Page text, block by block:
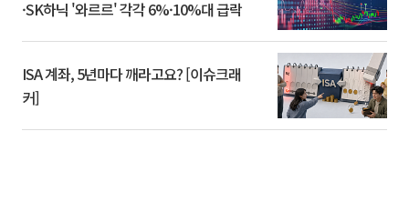
·SK하닉 '와르르' 각각 6%·10%대 급락
ISA 계좌, 5년마다 깨라고요? [이슈크래
커]